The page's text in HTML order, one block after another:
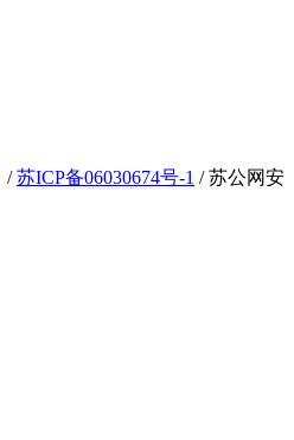
/苏ICP备06030674号-1 / 苏公网安